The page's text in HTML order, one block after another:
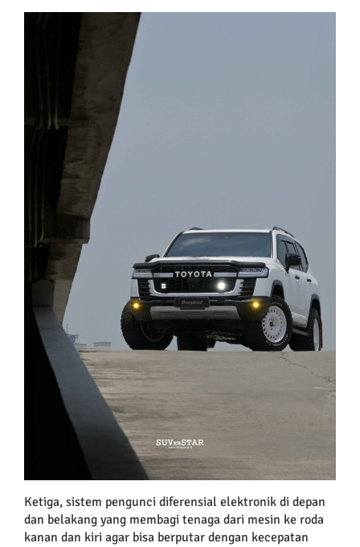
Ketiga, sistem pengunci diferensial elektronik di depan
dan belakang yang membagi tenaga dari mesin ke roda
kanan dan kiri agar bisa berputar dengan kecepatan